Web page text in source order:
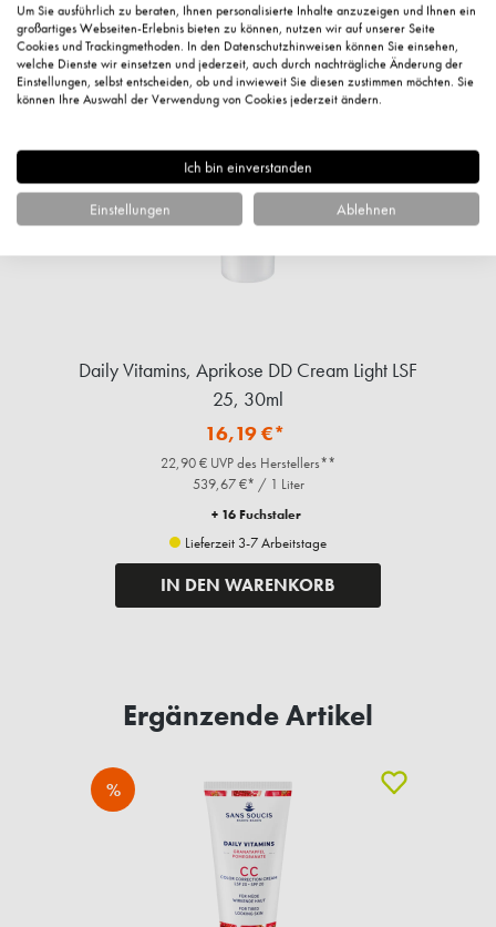
Ähnliche Artikel
%
Daily Vitamins, Aprikose DD Cream Light LSF
25, 30ml
16,19 €*
22,90 € UVP des Herstellers**
539,67 €* / 1 Liter
+ 16 Fuchstaler
Lieferzeit 3-7 Arbeitstage
IN DEN WARENKORB
Ergänzende Artikel
%
Um Sie ausführlich zu beraten, Ihnen personalisierte Inhalte anzuzeigen und Ihnen ein
großartiges Webseiten-Erlebnis bieten zu können, nutzen wir auf unserer Seite
Cookies und Trackingmethoden. In den Datenschutzhinweisen können Sie einsehen,
welche Dienste wir einsetzen und jederzeit, auch durch nachträgliche Änderung der
Einstellungen, selbst entscheiden, ob und inwieweit Sie diesen zustimmen möchten. Sie
können Ihre Auswahl der Verwendung von Cookies jederzeit ändern.
Ich bin einverstanden
Einstellungen Ablehnen